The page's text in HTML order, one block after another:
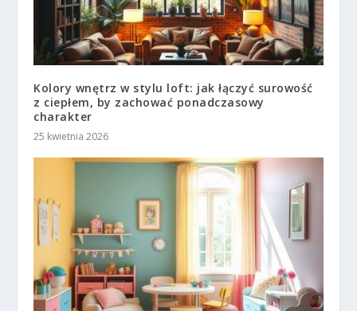
Kolory wnętrz w stylu loft: jak łączyć surowość
z ciepłem, by zachować ponadczasowy
charakter
25 kwietnia 2026